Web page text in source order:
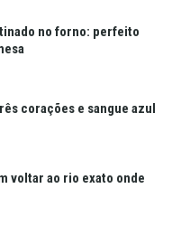
no forno: perfeito
corações e sangue azul
voltar ao rio exato onde